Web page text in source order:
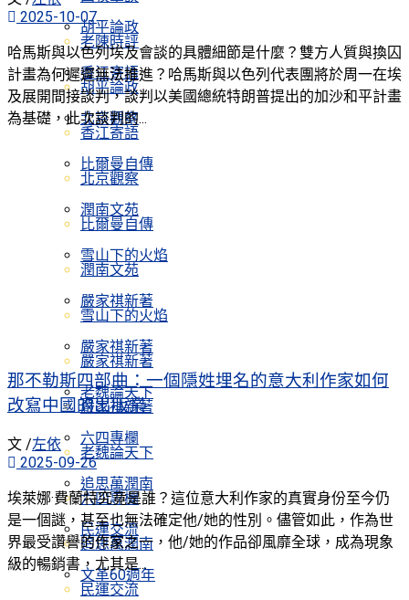
胡平論政
香江寄語
北京觀察
比爾曼自傳
潤南文苑
雪山下的火焰
嚴家祺新著
嚴家祺新著
老魏論天下
六四專欄
追思萬潤南
民運交流
文革60週年
老陳時評
胡平論政
香江寄語
北京觀察
比爾曼自傳
潤南文苑
雪山下的火焰
嚴家祺新著
嚴家祺新著
老魏論天下
六四專欄
追思萬潤南
民運交流
2025-10-07
哈馬斯與以色列埃及會談的具體細節是什麼？雙方人質與換囚
計畫為何遲遲無法推進？哈馬斯與以色列代表團將於周一在埃
及展開間接談判，談判以美國總統特朗普提出的加沙和平計畫
為基礎，此次談判的...
那不勒斯四部曲：一個隱姓埋名的意大利作家如何
改寫中國的出版業
文 /左依
2025-09-26
埃萊娜·費蘭特究竟是誰？這位意大利作家的真實身份至今仍
是一個謎，甚至也無法確定他/她的性別。儘管如此，作為世
界最受讚譽的作家之一，他/她的作品卻風靡全球，成為現象
級的暢銷書，尤其是...